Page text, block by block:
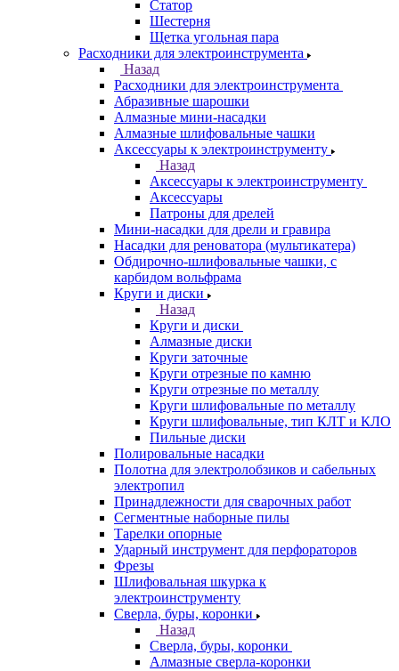
Статор
Шестерня
Щетка угольная пара
Расходники для электроинструмента
Назад
Расходники для электроинструмента
Абразивные шарошки
Алмазные мини-насадки
Алмазные шлифовальные чашки
Аксессуары к электроинструменту
Назад
Аксессуары к электроинструменту
Аксессуары
Патроны для дрелей
Мини-насадки для дрели и гравира
Насадки для реноватора (мультикатера)
Обдирочно-шлифовальные чашки, с
карбидом вольфрама
Круги и диски
Назад
Круги и диски
Алмазные диски
Круги заточные
Круги отрезные по камню
Круги отрезные по металлу
Круги шлифовальные по металлу
Круги шлифовальные, тип КЛТ и КЛО
Пильные диски
Полировальные насадки
Полотна для электролобзиков и сабельных
электропил
Принадлежности для сварочных работ
Сегментные наборные пилы
Тарелки опорные
Ударный инструмент для перфораторов
Фрезы
Шлифовальная шкурка к
электроинструменту
Сверла, буры, коронки
Назад
Сверла, буры, коронки
Алмазные сверла-коронки